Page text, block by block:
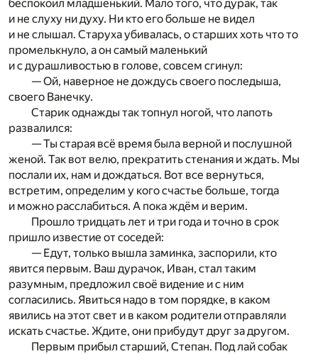
беспокоил младшенький. Мало того, что дурак, так
и не слуху ни духу. Ни кто его больше не видел
и не слышал. Старуха убивалась, о старших хоть что то
промелькнуло, а он самый маленький
и с дурашливостью в голове, совсем сгинул:
— Ой, наверное не дождусь своего последыша,
своего Ванечку.
Старик однажды так топнул ногой, что лапоть
развалился:
— Ты старая всё время была верной и послушной
женой. Так вот велю, прекратить стенания и ждать. Мы
послали их, нам и дождаться. Вот все вернуться,
встретим, определим у кого счастье больше, тогда
и можно расслабиться. А пока ждём и верим.
Прошло тридцать лет и три года и точно в срок
пришло известие от соседей:
— Едут, только вышла заминка, заспорили, кто
явится первым. Ваш дурачок, Иван, стал таким
разумным, предложил своё видение и с ним
согласились. Явиться надо в том порядке, в каком
явились на этот свет и в каком родители отправляли
искать счастье. Ждите, они прибудут друг за другом.
Первым прибыл старший, Степан. Под лай собак